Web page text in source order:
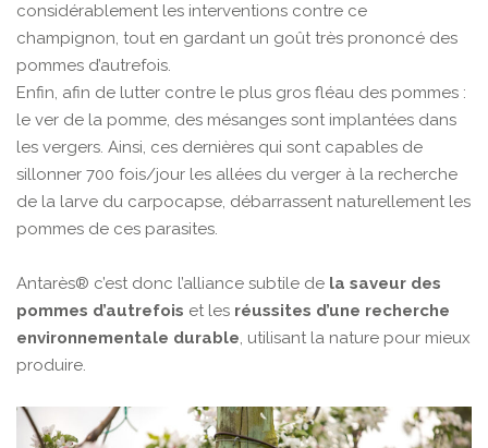
considérablement les interventions contre ce
champignon, tout en gardant un goût très prononcé des
pommes d’autrefois.
Enfin, afin de lutter contre le plus gros fléau des pommes :
le ver de la pomme, des mésanges sont implantées dans
les vergers. Ainsi, ces dernières qui sont capables de
sillonner 700 fois/jour les allées du verger à la recherche
de la larve du carpocapse, débarrassent naturellement les
pommes de ces parasites.
Antarès® c’est donc l’alliance subtile de la saveur des
pommes d’autrefois et les réussites d’une recherche
environnementale durable, utilisant la nature pour mieux
produire.